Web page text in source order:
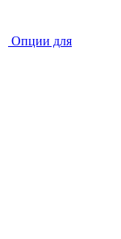
Опции для